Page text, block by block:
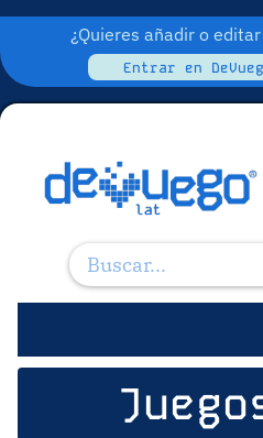
¿Quieres añadir o
Entrar en